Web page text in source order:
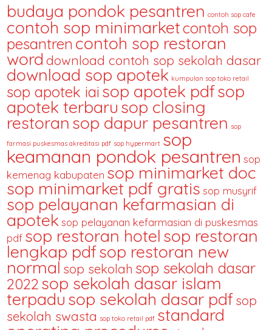
budaya pondok pesantren contoh sop cafe
contoh sop minimarketcontoh sop
pesantren contoh sop restoran
word download contoh sop sekolah dasar
download sop apotek kumpulan sop toko retail
sop apotek iai sop apotek pdfsop
apotek terbarusop closing
restoran sop dapur pesantren sop
farmasi puskesmas akreditasi pdf sop hypermart sop
keamanan pondok pesantren sop
kemenag kabupaten sop minimarket doc
sop minimarket pdf gratis sop musyrif
sop pelayanan kefarmasian di
apotek sop pelayanan kefarmasian di puskesmas
pdf sop restoran hotel sop restoran
lengkap pdfsop restoran new
normal sop sekolah sop sekolah dasar
2022 sop sekolah dasar islam
terpadu sop sekolah dasar pdfsop
sekolah swasta sop toko retail pdf standard